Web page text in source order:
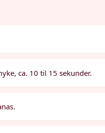
ca. 10 til 15 sekunder.